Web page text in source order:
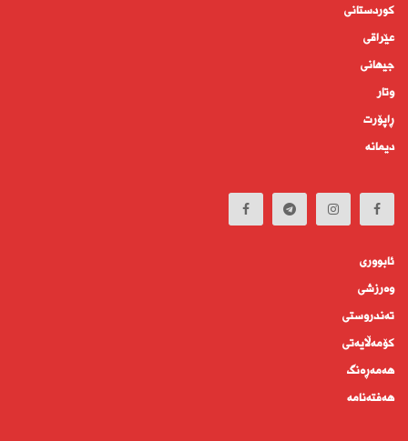
کوردستانى
عێراقی
جیهانى
وتار
ڕاپۆرت
دیمانە
ئابوورى
وەرزشی
تەندروستى
كۆمه‌ڵايه‌تى
هەمەڕەنگ
هەفتەنامە